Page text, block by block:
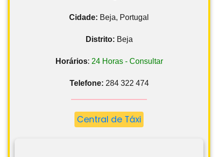
Cidade: Beja, Portugal
Distrito: Beja
Horários: 24 Horas - Consultar
Telefone: 284 322 474
Central de Táxi